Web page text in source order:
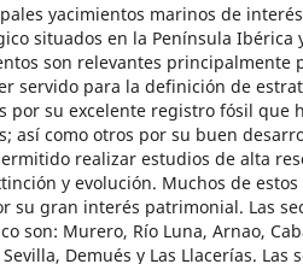
yacimientos marinos de
situados en la Península Ibérica
son relevantes principalmente
servido para la definición de
por su excelente registro fósil que
así como otros por su buen
realizar estudios de alta
y evolución. Muchos de
su gran interés patrimonial. Las
son: Murero, Río Luna, Arnao,
Demués y Las Llacerías. Las